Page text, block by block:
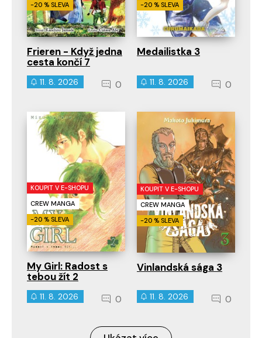
-20 % SLEVA
Frieren - Když jedna
cesta končí 7
11. 8. 2026 0
-20 % SLEVA
Medailistka 3
11. 8. 2026 0
KOUPIT V E-SHOPU
CREW MANGA
-20 % SLEVA
My Girl: Radost s
tebou žít 2
11. 8. 2026 0
KOUPIT V E-SHOPU
CREW MANGA
-20 % SLEVA
Vinlandská sága 3
11. 8. 2026 0